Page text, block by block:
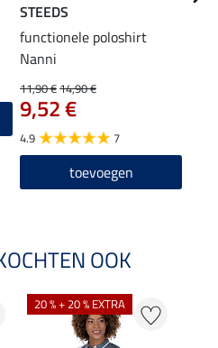
STEEDS
functionele poloshirt
Nanni
11,90 €14,90 €
9,52 €
4.9 7
toevoegen
OOK
20 % + 20 % EXTRA